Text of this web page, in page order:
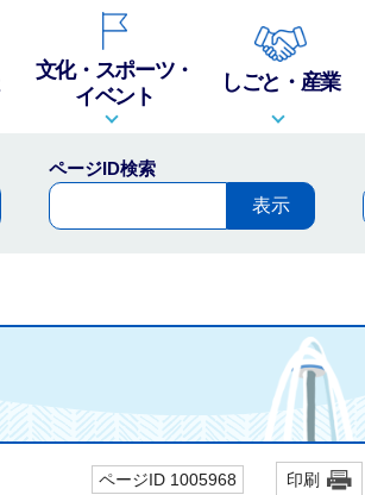
文化・スポーツ・
イベント
しごと・産業
ページID検索
ページID 1005968 印刷